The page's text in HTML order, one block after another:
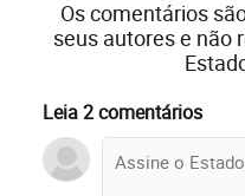
Os comentários
seus autores e não
Leia 2 comentários